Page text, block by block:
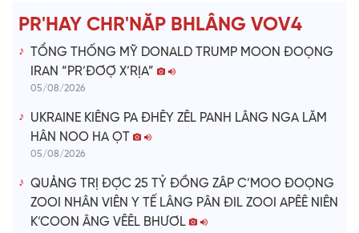
e
o
PR'HAY CHR'NĂP BHLÂNG VOV4
TỔNG THỐNG MỸ DONALD TRUMP MOON ĐOỌNG
IRAN “PR’ĐƠỢ X’RỊA”
05/08/2026
UKRAINE KIÊNG PA ĐHÊY ZÊL PANH LÂNG NGA LĂM
HÂN NOO HA ỌT
05/08/2026
QUẢNG TRỊ ĐỢC 25 TỶ ĐỒNG ZÂP C’MOO ĐOỌNG
ZOOI NHÂN VIÊN Y TẾ LÂNG PÂN ĐIL ZOOI APÊÊ NIÊN
K’COON ÂNG VÊÊL BHƯƠL